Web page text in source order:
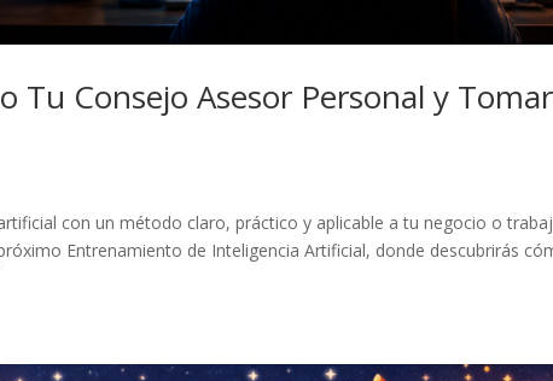
Tu Consejo Asesor Personal y Tomar
con un método claro, práctico y aplicable a tu negocio o
Entrenamiento de Inteligencia Artificial, donde descubrirás